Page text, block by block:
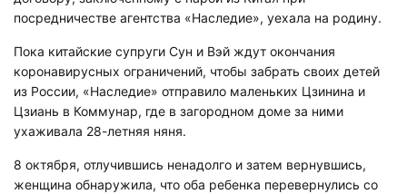
посредничестве агентства «Наследие», уехала на родину.
Пока китайские супруги Сун и Вэй ждут окончания
коронавирусных ограничений, чтобы забрать своих детей
из России, «Наследие» отправило маленьких Цзинина и
Цзиань в Коммунар, где в загородном доме за ними
ухаживала 28-летняя няня.
8 октября, отлучившись ненадолго и затем вернувшись,
женщина обнаружила, что оба ребенка перевернулись со